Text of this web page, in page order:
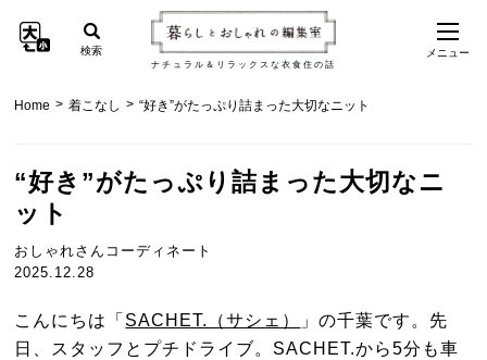
ナチュラル＆リラックスな衣食住の話
検索 メニュー
Home > 着こなし > “好き”がたっぷり詰まった大切なニット
“好き”がたっぷり詰まった大切なニ
ット
おしゃれさんコーディネート
2025.12.28
こんにちは「 SACHET.（サシェ）
」の千葉です。先
日、スタッフとプチドライブ。SACHET.から5分も車